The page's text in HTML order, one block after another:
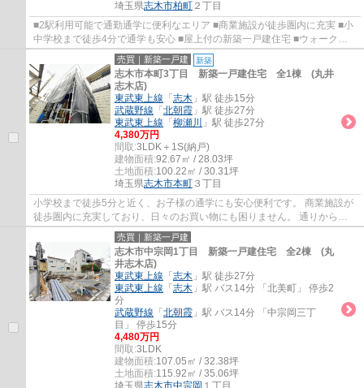
埼玉県志木市柏町 ２丁目
■2駅利用可能で通勤通学に便利なエリア ■商業施設が徒歩圏内に充実 ■小
中学校まで徒歩4分で通学も安心 ■屋上付の新築一戸建住宅 ■ウォークス
ルークローゼットやシューズクロークなど豊...
売買｜新築一戸建 新築
志木市本町3丁目 新築一戸建住宅 全1棟 (丸井
志木店)
東武東上線 「 志木 」駅 徒歩15分
武蔵野線 「 北朝霞 」駅 徒歩27分
東武東上線 「 柳瀬川
」駅 徒歩27分
4,380万円
間取:3LDK＋1S(納戸)
建物面積:92.67㎡ / 28.03坪
土地面積:100.22㎡ / 30.31坪
埼玉県志木市本町 ３丁目
小学校まで徒歩5分と近く、お子様の通学にも安心便利です。 商業施設が
徒歩圏内に充実しており、日々のお買い物にも困りません。 通りから見
えにくい立地で家族のプライバシーも守れま...
売買｜新築一戸建
志木市中宗岡1丁目 新築一戸建住宅 全2棟 (丸
井志木店)
東武東上線 「 志木 」駅 徒歩27分
東武東上線 「 志木 」駅 バス14分 「北美町」 停歩2
分
武蔵野線 「 北朝霞 」駅 バス14分 「中宗岡三丁
目」 停歩15分
4,480万円
間取:3LDK
建物面積:107.05㎡ / 32.38坪
土地面積:115.92㎡ / 35.06坪
埼玉県志木市中宗岡 １丁目